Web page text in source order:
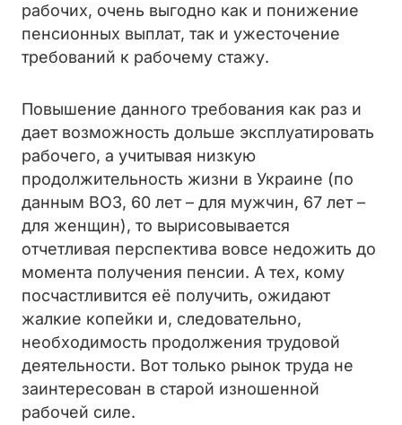
рабочих, очень выгодно как и понижение
пенсионных выплат, так и ужесточение
требований к рабочему стажу.
Повышение данного требования как раз и
дает возможность дольше эксплуатировать
рабочего, а учитывая низкую
продолжительность жизни в Украине (по
данным ВОЗ, 60 лет – для мужчин, 67 лет –
для женщин), то вырисовывается
отчетливая перспектива вовсе недожить до
момента получения пенсии. А тех, кому
посчастливится её получить, ожидают
жалкие копейки и, следовательно,
необходимость продолжения трудовой
деятельности. Вот только рынок труда не
заинтересован в старой изношенной
рабочей силе.